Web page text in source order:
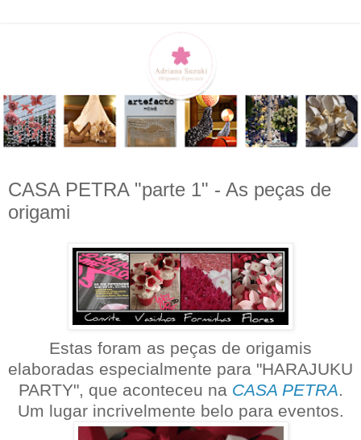
CASA PETRA "parte 1" - As peças de
origami
Estas foram as peças de origamis
elaboradas especialmente para "HARAJUKU
PARTY", que aconteceu na CASA PETRA.
Um lugar incrivelmente belo para eventos.